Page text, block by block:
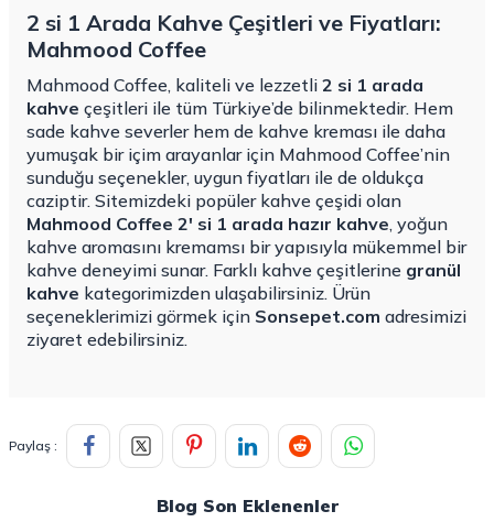
2 si 1 Arada Kahve Çeşitleri ve Fiyatları:
Mahmood Coffee
Mahmood Coffee, kaliteli ve lezzetli 2 si 1 arada
kahve çeşitleri ile tüm Türkiye’de bilinmektedir. Hem
sade kahve severler hem de kahve kreması ile daha
yumuşak bir içim arayanlar için Mahmood Coffee’nin
sunduğu seçenekler, uygun fiyatları ile de oldukça
caziptir. Sitemizdeki popüler kahve çeşidi olan
Mahmood Coffee 2' si 1 arada hazır kahve, yoğun
kahve aromasını kremamsı bir yapısıyla mükemmel bir
kahve deneyimi sunar. Farklı kahve çeşitlerine granül
kahve kategorimizden ulaşabilirsiniz. Ürün
seçeneklerimizi görmek için Sonsepet.com adresimizi
ziyaret edebilirsiniz.
Paylaş :
Blog Son Eklenenler